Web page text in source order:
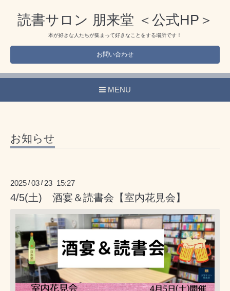
読書サロン 朋来堂 ＜公式HP＞
本が好きな人たちが集まって好きなことをする場所です！
お問い合わせ
MENU
お知らせ
2025 /03 / 23 15:27
4/5(土) 酒宴＆読書会【室内花見会】